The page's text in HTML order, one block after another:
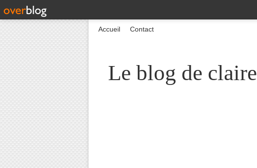
Le blog de claire
Accueil Contact